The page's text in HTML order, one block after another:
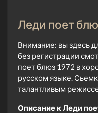
Леди поет
Внимание: вы здесь
без регистрации
поет блюз 1972 в
русском языке.
талантливым
Описание к Леди